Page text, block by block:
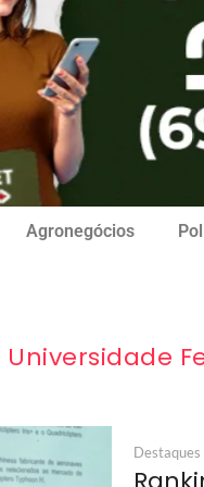
Agronegócios
Universidade
Destaques